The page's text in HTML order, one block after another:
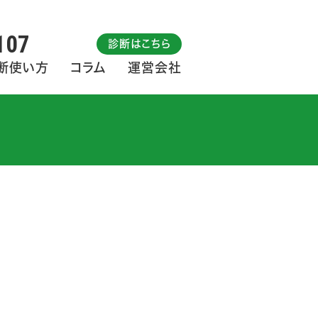
診断はこちら
使い方 コラム 運営会社